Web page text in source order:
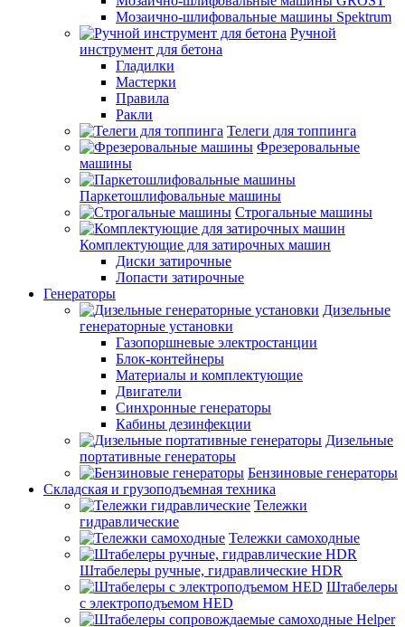
Мозаично-шлифовальные машины Spektrum
Ручной
инструмент для бетона
Гладилки
Мастерки
Правила
Ракли
Телеги для топпинга
Фрезеровальные
машины
Паркетошлифовальные машины
Строгальные машины
Комплектующие для затирочных машин
Диски затирочные
Лопасти затирочные
Генераторы
Дизельные
генераторные установки
Газопоршневые электростанции
Блок-контейнеры
Материалы и комплектующие
Двигатели
Синхронные генераторы
Кабины дезинфекции
Дизельные
портативные генераторы
Бензиновые генераторы
Складская и грузоподъемная техника
Тележки
гидравлические
Тележки самоходные
Штабелеры ручные, гидравлические HDR
Штабелеры
с электроподъемом HED